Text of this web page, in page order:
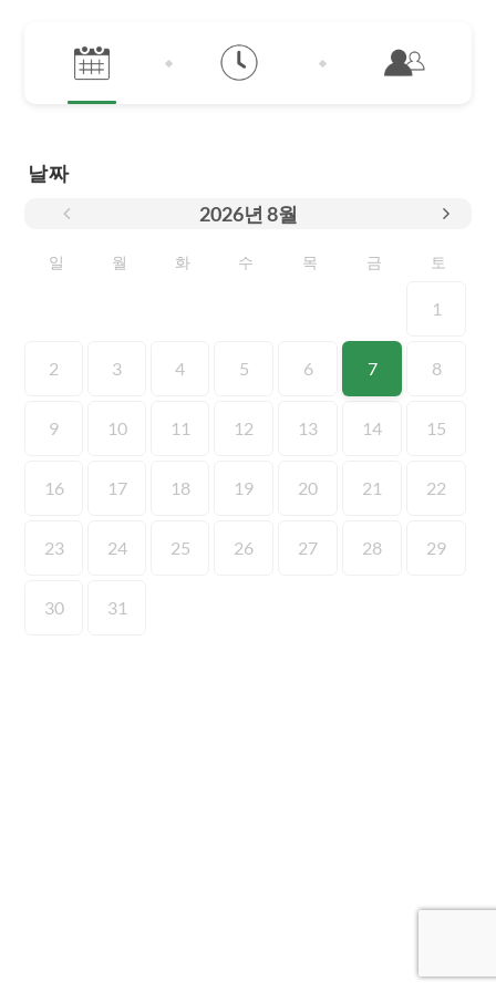
날짜
2026년 8월
일 월 화 수 목 금 토
1
2 3 4 5 6 7 8
9 10 11 12 13 14 15
16 17 18 19 20 21 22
23 24 25 26 27 28 29
30 31